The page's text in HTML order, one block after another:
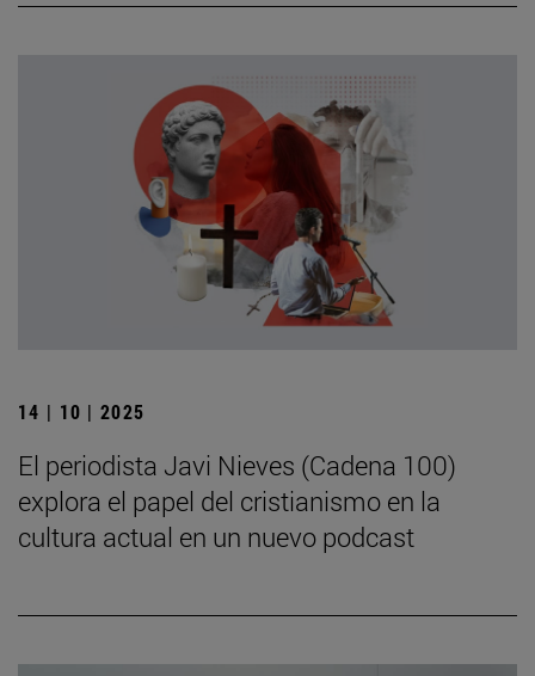
14 | 10 | 2025
El periodista Javi Nieves (Cadena 100)
explora el papel del cristianismo en la
cultura actual en un nuevo podcast